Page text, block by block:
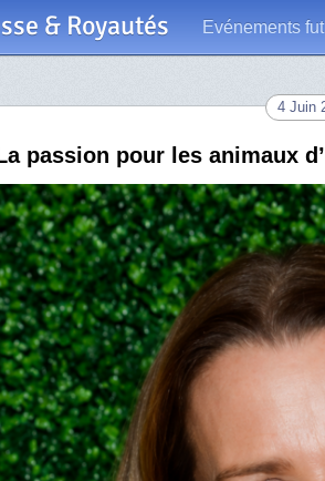
& Royautés Evénements
4 Juin
passion pour les animaux